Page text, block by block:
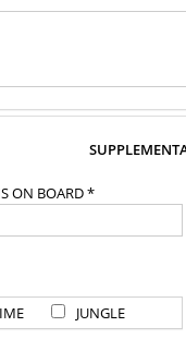
ON BOARD *
JUNGLE